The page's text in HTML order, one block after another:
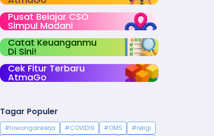
Pusat Belajar CSO
Simpul Madani
Catat Keuanganmu
Di Sini!
Cek Fitur Terbaru
AtmaGo
Tagar Populer
#lowongankerja #COVID19 #OMS
#religi